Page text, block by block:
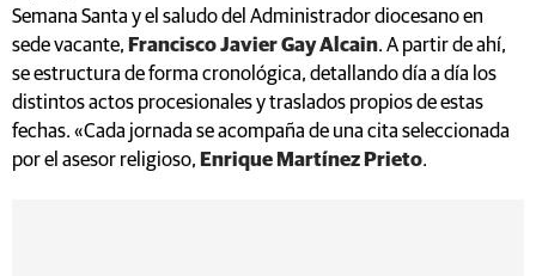
Semana Santa y el saludo del Administrador diocesano en
sede vacante, Francisco Javier Gay Alcain. A partir de ahí,
se estructura de forma cronológica, detallando día a día los
distintos actos procesionales y traslados propios de estas
fechas. «Cada jornada se acompaña de una cita seleccionada
por el asesor religioso, Enrique Martínez Prieto.